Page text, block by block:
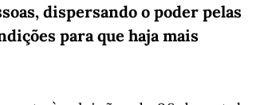
dispersando o poder pelas
para que haja mais